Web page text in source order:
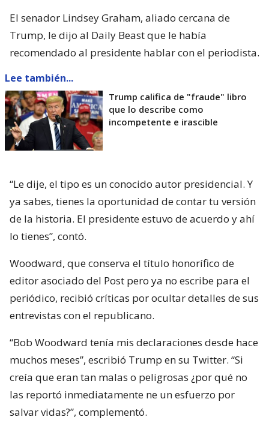
El senador Lindsey Graham, aliado cercana de
Trump, le dijo al Daily Beast que le había
recomendado al presidente hablar con el periodista.
Lee también...
Trump califica de "fraude" libro
que lo describe como
incompetente e irascible
“Le dije, el tipo es un conocido autor presidencial. Y
ya sabes, tienes la oportunidad de contar tu versión
de la historia. El presidente estuvo de acuerdo y ahí
lo tienes”, contó.
Woodward, que conserva el título honorífico de
editor asociado del Post pero ya no escribe para el
periódico, recibió críticas por ocultar detalles de sus
entrevistas con el republicano.
“Bob Woodward tenía mis declaraciones desde hace
muchos meses”, escribió Trump en su Twitter. “Si
creía que eran tan malas o peligrosas ¿por qué no
las reportó inmediatamente ne un esfuerzo por
salvar vidas?”, complementó.